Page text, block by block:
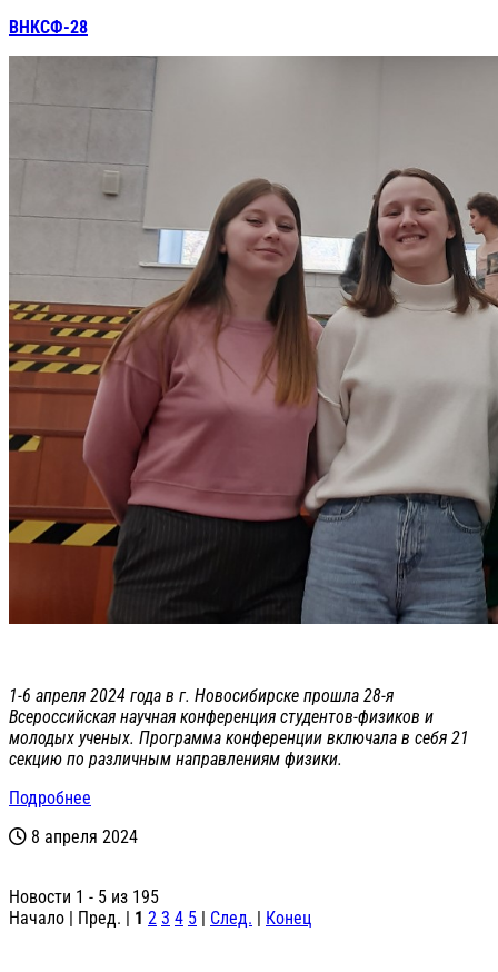
ВНКСФ-28
1-6 апреля 2024 года в г. Новосибирске прошла 28-я
Всероссийская научная конференция студентов-физиков и
молодых ученых. Программа конференции включала в себя 21
секцию по различным направлениям физики.
Подробнее
8 апреля 2024
Новости 1 - 5 из 195
Начало | Пред. | 1 2 3 4 5 | След. | Конец